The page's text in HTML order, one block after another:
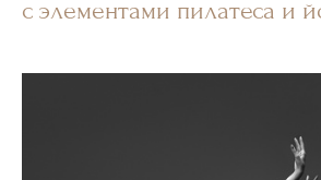
с элементами пилатеса и